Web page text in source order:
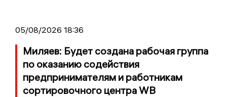
05/08/2026 18:36
Миляев: Будет создана рабочая группа
по оказанию содействия
предпринимателям и работникам
сортировочного центра WB